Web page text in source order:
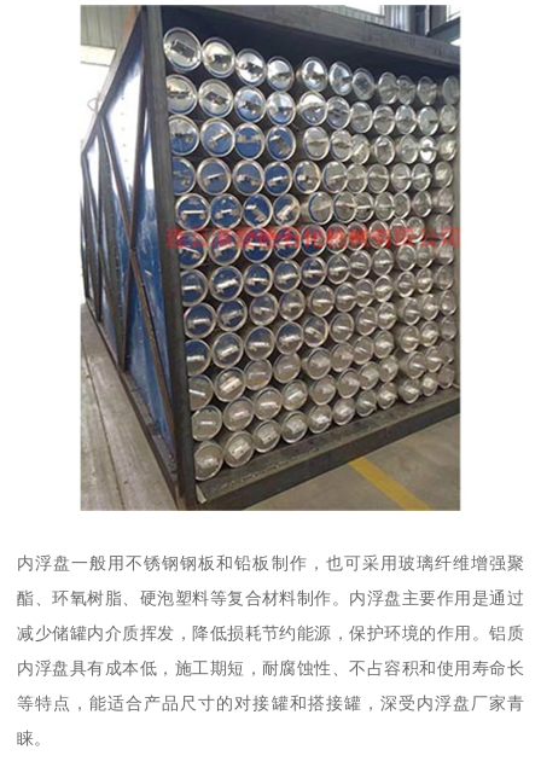
内浮盘一般用不锈钢钢板和铅板制作，也可采用玻璃纤维增强聚
酯、环氧树脂、硬泡塑料等复合材料制作。内浮盘主要作用是通过
减少储罐内介质挥发，降低损耗节约能源，保护环境的作用。铝质
内浮盘具有成本低，施工期短，耐腐蚀性、不占容积和使用寿命长
等特点，能适合产品尺寸的对接罐和搭接罐，深受内浮盘厂家青
睐。